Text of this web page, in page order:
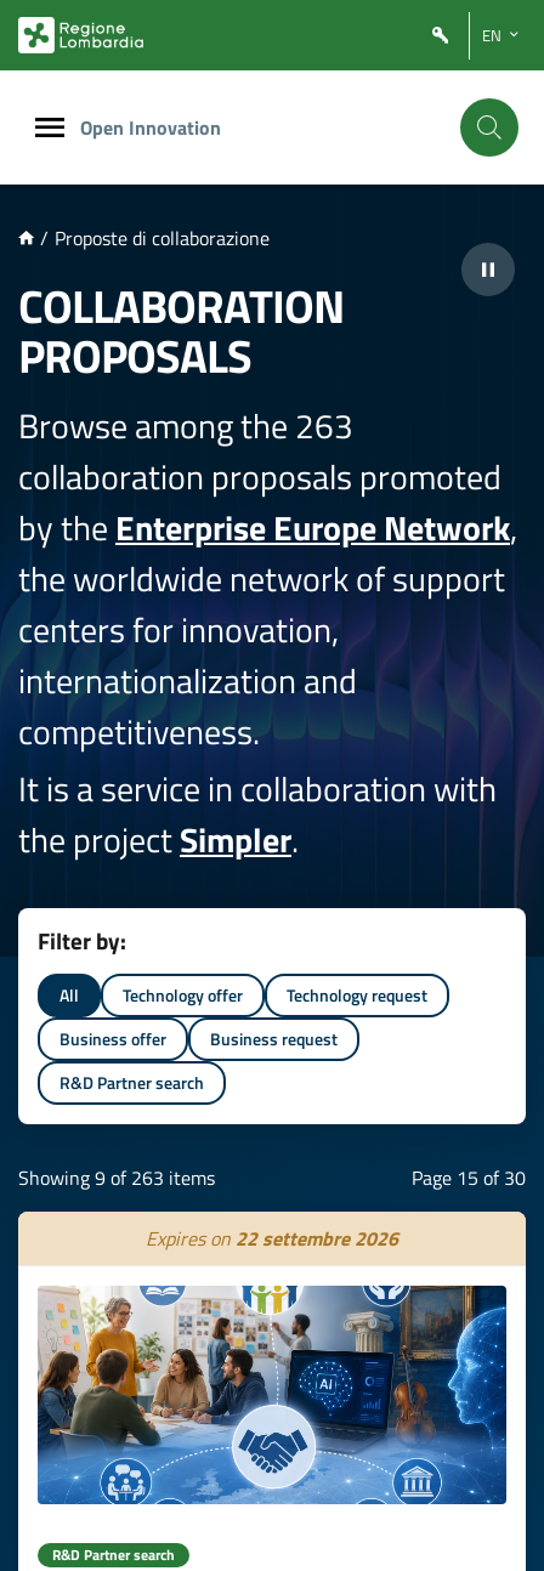
PRINCIPALE
EN
Open Innovation
/ Proposte di collaborazione
COLLABORATION
PROPOSALS
Browse among the 263
collaboration proposals promoted
by the Enterprise Europe Network,
the worldwide network of support
centers for innovation,
internationalization and
competitiveness.
It is a service in collaboration with
the projectSimpler.
Filter by:
All Technology offer
Technology request
Business offer
Business request
R&D Partner search
Showing 9 of 263 items Page 15 of 30
Expires on 22 settembre 2026
R&D Partner search